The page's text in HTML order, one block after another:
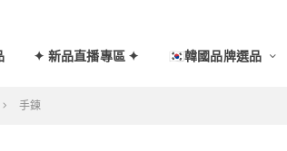
✦ 新品直播專區 ✦ 🇰🇷韓國品牌選品
手鍊